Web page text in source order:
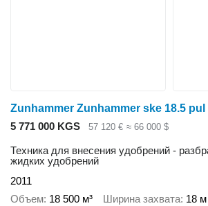
Zunhammer Zunhammer ske 18.5 pul
5 771 000 KGS
57 120 € ≈ 66 000 $
Техника для внесения удобрений -
жидких удобрений
2011
Объем 18 500 м³ Ширина захвата 18 м